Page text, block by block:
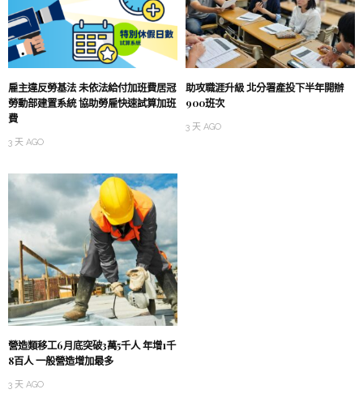
雇主違反勞基法 未依法給付加班費居冠
勞動部建置系統 協助勞雇快速試算加班
費
3 天 AGO
助攻職涯升級 北分署產投下半年開辦
900班次
3 天 AGO
營造類移工6月底突破3萬5千人 年增1千
8百人 一般營造增加最多
3 天 AGO